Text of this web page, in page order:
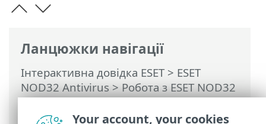
Ланцюжки навігації
Інтерактивна довідка ESET> ESET
NOD32 Antivirus>Робота з ESET NOD32
Antivirus>Інструменти>
Планувальник > Діалогові вікна:
Your account, your cookies